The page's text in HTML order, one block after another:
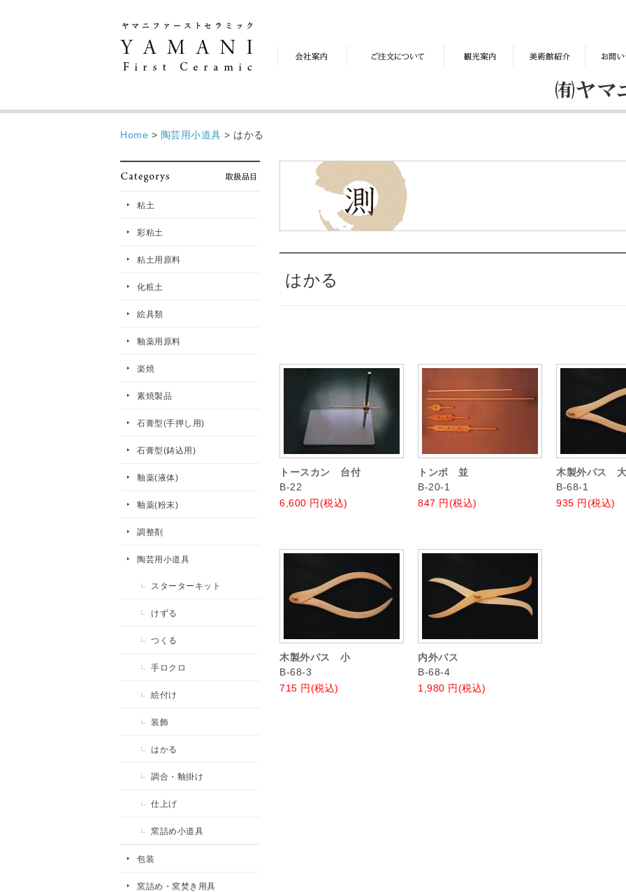
い
合
せ
Home > 陶芸用小道具 > はかる
粘土
彩粘土
粘土用原料
化粧土
絵具類
釉薬用原料
楽焼
素焼製品
石膏型(手押し用)
石膏型(鋳込用)
釉薬(液体)
釉薬(粉末)
調整剤
陶芸用小道具
スターターキット
けずる
つくる
手ロクロ
絵付け
装飾
はかる
調合・釉掛け
仕上げ
窯詰め小道具
包装
窯詰め・窯焚き用具
はかる
トースカン 台付
B-22
6,600 円(税込)
トンボ 並
B-20-1
847 円(税込)
木製外パス
B-68-1
935 円(税込)
木製外パス 小
B-68-3
715 円(税込)
内外パス
B-68-4
1,980 円(税込)